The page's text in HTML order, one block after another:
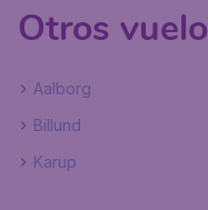
Otros
Aalborg
Billund
Karup